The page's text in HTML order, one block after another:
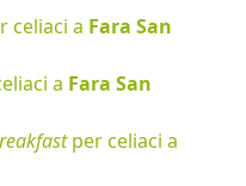
celiaci a Fara San
a Fara San
per celiaci a